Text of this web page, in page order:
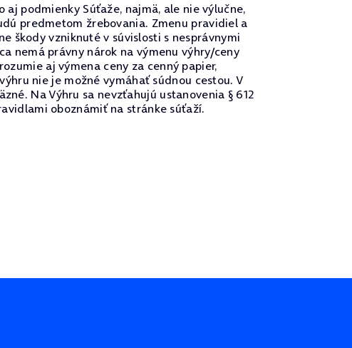
podmienky Súťaže, najmä, ale nie výlučne,
predmetom žrebovania. Zmenu pravidiel a
škody vzniknuté v súvislosti s nesprávnymi
nemá právny nárok na výmenu výhry/ceny
aj výmena ceny za cenný papier,
nie je možné vymáhať súdnou cestou. V
Na Výhru sa nevzťahujú ustanovenia § 612
oboznámiť na stránke súťaží.